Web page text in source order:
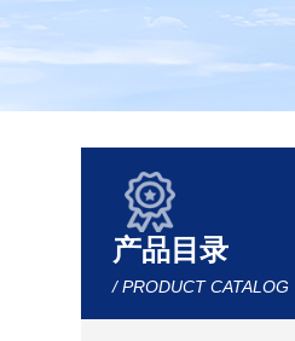
产品目录
/ PRODUCT CATALOG